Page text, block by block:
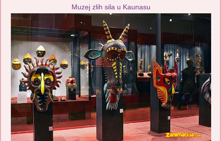
Muzej zlih sila u Kaunasu